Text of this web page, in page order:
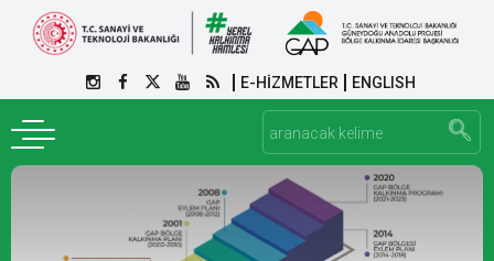
E-HİZMETLER ENGLISH